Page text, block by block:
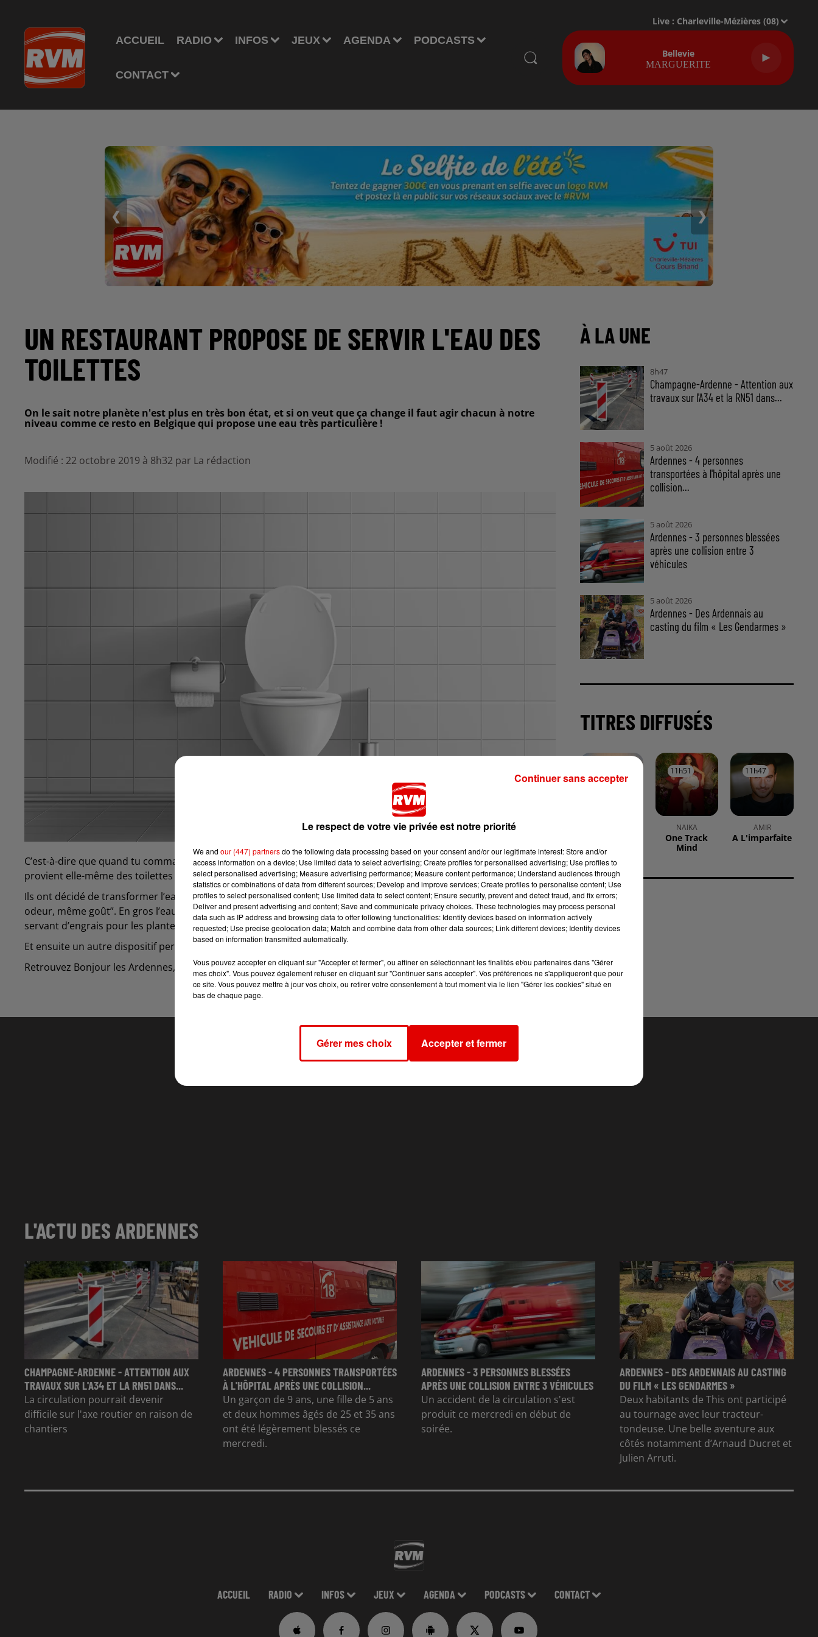
ACCUEIL RADIO INFOS JEUX AGENDA PODCASTS
CONTACT
Live : Charleville-Mézières (08)
Bellevie
MARGUERITE
❮ ❯
UN RESTAURANT PROPOSE DE SERVIR L'EAU DES
TOILETTES
On le sait notre planète n'est plus en très bon état, et si on veut que ça change il faut agir chacun à notre
niveau comme ce resto en Belgique qui propose une eau très particulière !
Modifié : 22 octobre 2019 à 8h32 par La rédaction
C’est-à-dire que quand tu commandes une carafe d’eau, tu as de l’eau qui provient du robinet, mais cette eau
provient elle-même des toilettes du resto !
Ils ont décidé de transformer l’eau des toilettes en eau potable. Ça ne change rien pour le consommateur. “Même
odeur, même goût”. En gros l’eau qui part avec la chasse d’eau ou des éviers des cuisines, est d’abord purifiée en
servant d’engrais pour les plantes...
Et ensuite un autre dispositif permet à l’eau de devenir potable.
Retrouvez Bonjour les Ardennes, du lundi au vendredi, 6h-9h sur RVM.
À LA UNE
8h47
Champagne-Ardenne - Attention aux
travaux sur l'A34 et la RN51 dans...
5 août 2026
Ardennes - 4 personnes
transportées à l'hôpital après une
collision...
5 août 2026
Ardennes - 3 personnes blessées
après une collision entre 3
véhicules
5 août 2026
Ardennes - Des Ardennais au
casting du film « Les Gendarmes »
TITRES DIFFUSÉS
11h51
11h51
NAIKA
One Track
Mind
11h47
11h47
AMIR
A L'imparfaite
L'ACTU DES ARDENNES
CHAMPAGNE-ARDENNE - ATTENTION AUX
TRAVAUX SUR L'A34 ET LA RN51 DANS...
La circulation pourrait devenir
difficile sur l'axe routier en raison de
chantiers
ARDENNES - 4 PERSONNES TRANSPORTÉES
À L'HÔPITAL APRÈS UNE COLLISION...
Un garçon de 9 ans, une fille de 5 ans
et deux hommes âgés de 25 et 35 ans
ont été légèrement blessés ce
mercredi.
ARDENNES - 3 PERSONNES BLESSÉES
APRÈS UNE COLLISION ENTRE 3 VÉHICULES
Un accident de la circulation s'est
produit ce mercredi en début de
soirée.
ARDENNES - DES ARDENNAIS AU CASTING
DU FILM « LES GENDARMES »
Deux habitants de This ont participé
au tournage avec leur tracteur-
tondeuse. Une belle aventure aux
côtés notamment d’Arnaud Ducret et
Julien Arruti.
ACCUEIL RADIO INFOS JEUX AGENDA PODCASTS CONTACT
Le respect de votre vie privée est notre priorité
We and our (447) partnersdo the following data processing based on your consent and/or our legitimate interest: Store and/or
access information on a device; Use limited data to select advertising; Create profiles for personalised advertising; Use profiles to
select personalised advertising; Measure advertising performance; Measure content performance; Understand audiences through
statistics or combinations of data from different sources; Develop and improve services; Create profiles to personalise content; Use
profiles to select personalised content; Use limited data to select content; Ensure security, prevent and detect fraud, and fix errors;
Deliver and present advertising and content; Save and communicate privacy choices. These technologies may process personal
data such as IP address and browsing data to offer following functionalities: Identify devices based on information actively
requested; Use precise geolocation data; Match and combine data from other data sources; Link different devices; Identify devices
based on information transmitted automatically.
Vous pouvez accepter en cliquant sur "Accepter et fermer", ou affiner en sélectionnant les finalités et/ou partenaires dans "Gérer
mes choix". Vous pouvez également refuser en cliquant sur "Continuer sans accepter". Vos préférences ne s'appliqueront que pour
ce site. Vous pouvez mettre à jour vos choix, ou retirer votre consentement à tout moment via le lien "Gérer les cookies" situé en
bas de chaque page.
Gérer mes choix Accepter et fermer
Continuer sans accepter